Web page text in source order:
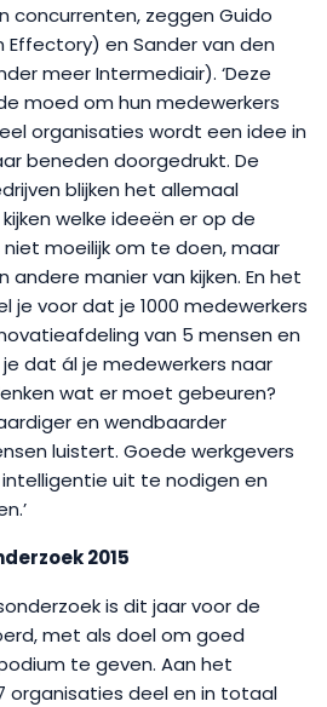
concurrenten, zeggen Guido
en Sander van den
meer Intermediair). ‘Deze
moed om hun medewerkers
organisaties wordt een idee in
beneden doorgedrukt. De
blijken het allemaal
welke ideeën er op de
niet moeilijk om te doen, maar
manier van kijken. En het
je voor dat je 1000 medewerkers
van 5 mensen en
dat ál je medewerkers naar
wat er moet gebeuren?
en wendbaarder
luistert. Goede werkgevers
uit te nodigen en
2015
is dit jaar voor de
met als doel om goed
te geven. Aan het
organisaties deel en in totaal